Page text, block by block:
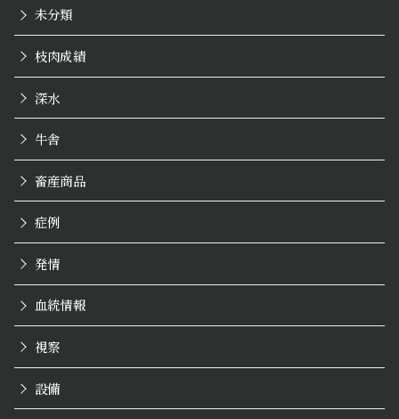
未分類
枝肉成績
深水
牛舎
畜産商品
症例
発情
血統情報
視察
設備